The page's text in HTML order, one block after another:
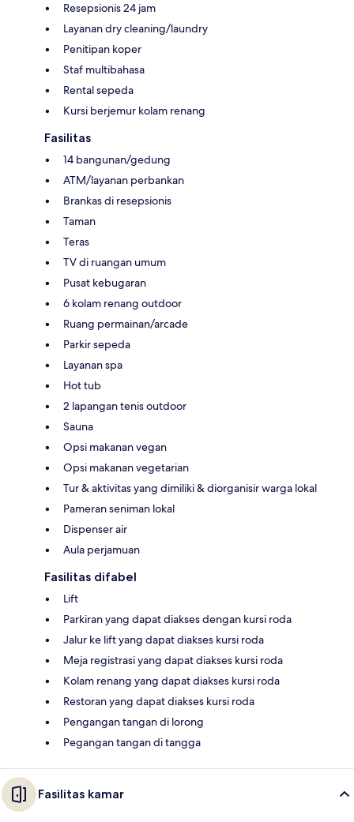
Resepsionis 24 jam
Layanan dry cleaning/laundry
Penitipan koper
Staf multibahasa
Rental sepeda
Kursi berjemur kolam renang
Fasilitas
14 bangunan/gedung
ATM/layanan perbankan
Brankas di resepsionis
Taman
Teras
TV di ruangan umum
Pusat kebugaran
6 kolam renang outdoor
Ruang permainan/arcade
Parkir sepeda
Layanan spa
Hot tub
2 lapangan tenis outdoor
Sauna
Opsi makanan vegan
Opsi makanan vegetarian
Tur & aktivitas yang dimiliki & diorganisir warga lokal
Pameran seniman lokal
Dispenser air
Aula perjamuan
Fasilitas difabel
Lift
Parkiran yang dapat diakses dengan kursi roda
Jalur ke lift yang dapat diakses kursi roda
Meja registrasi yang dapat diakses kursi roda
Kolam renang yang dapat diakses kursi roda
Restoran yang dapat diakses kursi roda
Pengangan tangan di lorong
Pegangan tangan di tangga
Fasilitas kamar